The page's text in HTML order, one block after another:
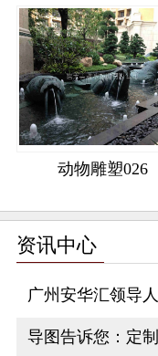
动物雕塑026
资讯中心
广州安华汇领导
导图告诉您：定